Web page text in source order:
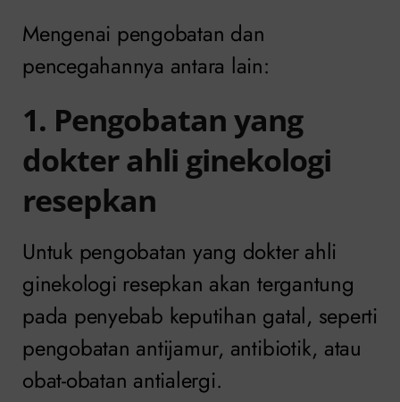
Mengenai pengobatan dan
pencegahannya antara lain:
1. Pengobatan yang
dokter ahli ginekologi
resepkan
Untuk pengobatan yang dokter ahli
ginekologi resepkan akan tergantung
pada penyebab keputihan gatal, seperti
pengobatan antijamur, antibiotik, atau
obat-obatan antialergi.